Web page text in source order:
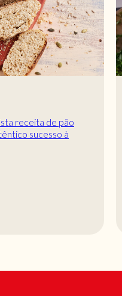
receita de pão
sucesso à